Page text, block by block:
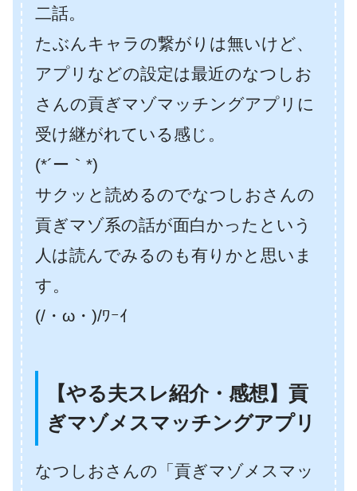
二話。
たぶんキャラの繋がりは無いけど、
アプリなどの設定は最近のなつしお
さんの貢ぎマゾマッチングアプリに
受け継がれている感じ。
(*´ー｀*)
サクッと読めるのでなつしおさんの
貢ぎマゾ系の話が面白かったという
人は読んでみるのも有りかと思いま
す。
(/・ω・)/ﾜｰｲ
【やる夫スレ紹介・感想】貢
ぎマゾメスマッチングアプリ
なつしおさんの「貢ぎマゾメスマッ